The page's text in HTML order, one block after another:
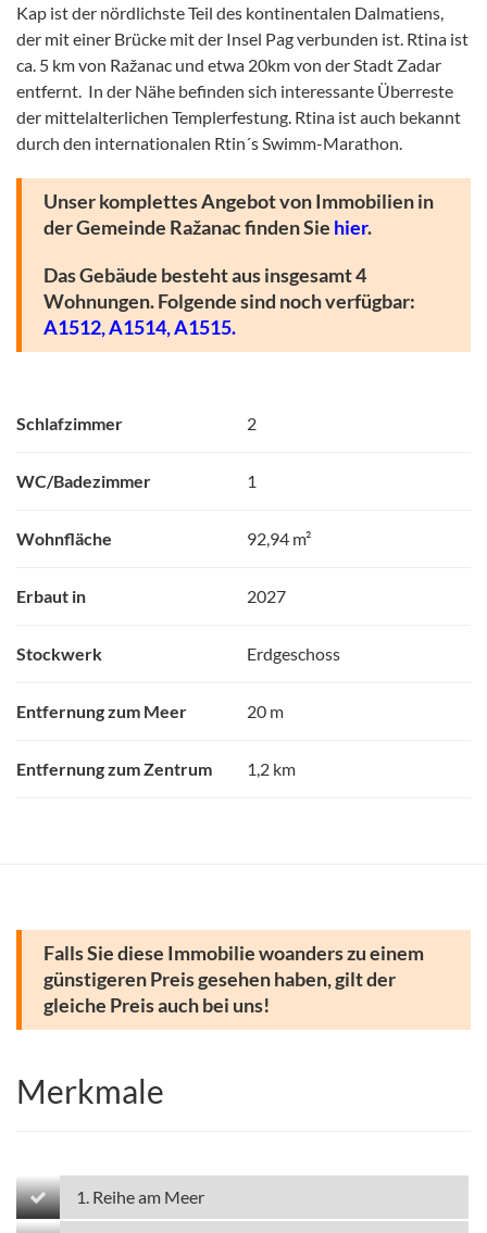
Kap ist der nördlichste Teil des kontinentalen Dalmatiens,
der mit einer Brücke mit der Insel Pag verbunden ist. Rtina ist
ca. 5 km von Ražanac und etwa 20km von der Stadt Zadar
entfernt. In der Nähe befinden sich interessante Überreste
der mittelalterlichen Templerfestung. Rtina ist auch bekannt
durch den internationalen Rtin´s Swimm-Marathon.
Unser komplettes Angebot von Immobilien in
der Gemeinde Ražanac finden Sie hier.
Das Gebäude besteht aus insgesamt 4
Wohnungen. Folgende sind noch verfügbar:
A1512,A1514,A1515.
Schlafzimmer 2
WC/Badezimmer 1
Wohnfläche 92,94 m²
Erbaut in 2027
Stockwerk Erdgeschoss
Entfernung zum Meer 20 m
Entfernung zum Zentrum 1,2 km
Falls Sie diese Immobilie woanders zu einem
günstigeren Preis gesehen haben, gilt der
gleiche Preis auch bei uns!
Merkmale
1. Reihe am Meer